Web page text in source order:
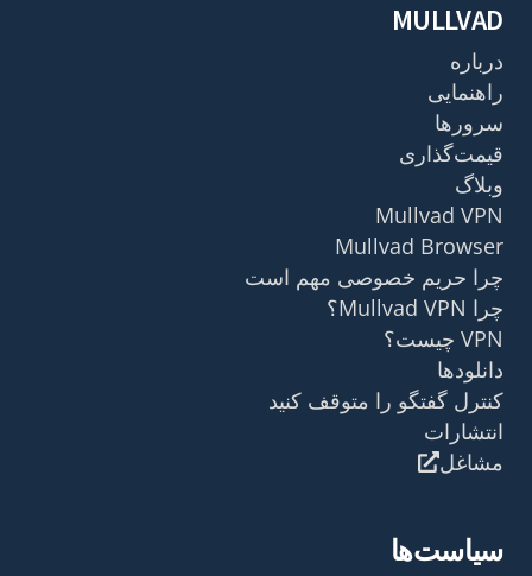
MULLVAD
درباره
راهنمایی
سرورها
قیمت‌گذاری
وبلاگ
Mullvad VPN
Mullvad Browser
چرا حریم خصوصی مهم است
چرا Mullvad VPN؟
VPN چیست؟
دانلودها
کنترل گفتگو را متوقف کنید
انتشارات
مشاغل
سیاست‌ها